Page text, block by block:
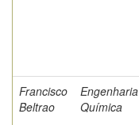
Francisco
Beltrao
Engenharia
Química